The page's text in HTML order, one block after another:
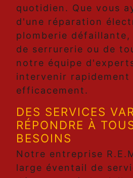
quotidien. Que vous
d'une réparation
plomberie défaillante,
de serrurerie ou de
notre équipe
intervenir rapidement
efficacement.
DES SERVICES
RÉPONDRE À
BESOINS
Notre entreprise
large éventail de